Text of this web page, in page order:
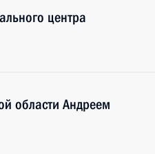
центра
области Андреем